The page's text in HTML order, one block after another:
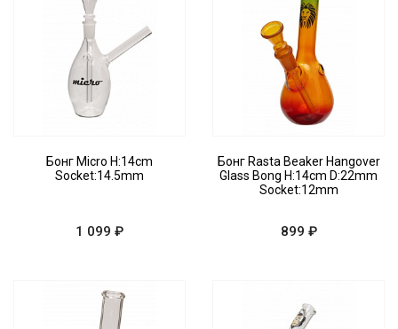
Бонг Micro H:14cm
Socket:14.5mm
1 099 ₽
Бонг Rasta Beaker Hangover
Glass Bong H:14cm D:22mm
Socket:12mm
899 ₽